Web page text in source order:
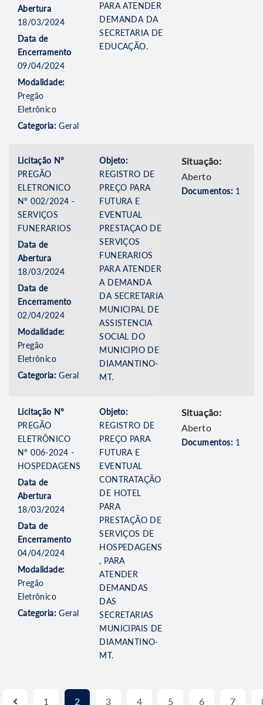
Abertura
18/03/2024
Data de
Encerramento
09/04/2024
Modalidade:
Pregão
Eletrônico
Categoria:Geral
PARA ATENDER
DEMANDA DA
SECRETARIA DE
EDUCAÇÃO.
Licitação Nº
PREGÃO
ELETRONICO
Nº 002/2024 -
SERVIÇOS
FUNERARIOS
Data de
Abertura
18/03/2024
Data de
Encerramento
02/04/2024
Modalidade:
Pregão
Eletrônico
Categoria:Geral
Objeto:
REGISTRO DE
PREÇO PARA
FUTURA E
EVENTUAL
PRESTAÇAO DE
SERVIÇOS
FUNERARIOS
PARA ATENDER
A DEMANDA
DA SECRETARIA
MUNICIPAL DE
ASSISTENCIA
SOCIAL DO
MUNICIPIO DE
DIAMANTINO-
MT.
Situação:
Aberto
Documentos: 1
Licitação Nº
PREGÃO
ELETRÔNICO
Nº 006-2024 -
HOSPEDAGENS
Data de
Abertura
18/03/2024
Data de
Encerramento
04/04/2024
Modalidade:
Pregão
Eletrônico
Categoria:Geral
Objeto:
REGISTRO DE
PREÇO PARA
FUTURA E
EVENTUAL
CONTRATAÇÃO
DE HOTEL
PARA
PRESTAÇÃO DE
SERVIÇOS DE
HOSPEDAGENS
, PARA
ATENDER
DEMANDAS
DAS
SECRETARIAS
MUNICIPAIS DE
DIAMANTINO-
MT.
Situação:
Aberto
Documentos: 1
1 2 3 4 5 6 7